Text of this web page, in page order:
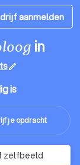
aanmelden
in
edit
is
je opdracht
zelfbeeld